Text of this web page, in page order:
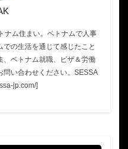
ナム住まい。ベトナムで人事
の生活を通じて感じたこと
、ベトナム就職、ビザ＆労働
い合わせください。SESSA
jp.com/]